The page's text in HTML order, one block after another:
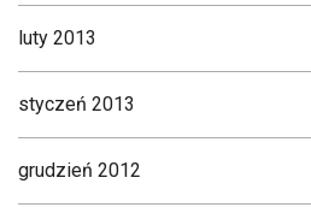
luty 2013
styczeń 2013
grudzień 2012